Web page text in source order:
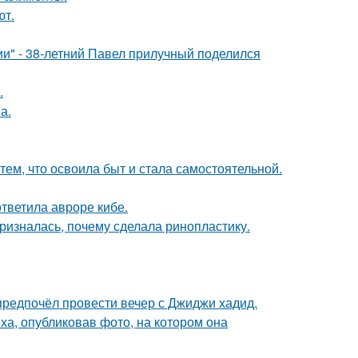
38-летний Павел прилучный поделился
что освоила быт и стала самостоятельной.
авроре кибе.
почему сделала ринопластику.
провести вечер с Джиджи хадид.
опубликовав фото, на котором она